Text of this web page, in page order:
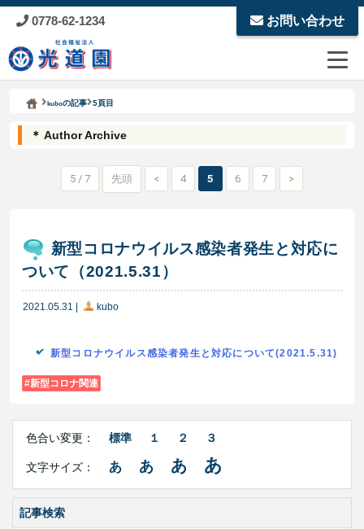
0778-62-1234 お問い合わせ
社会福祉法人 光道園
kuboの記事 5頁目
＊ Author Archive
5 / 7 先頭 < 4 5 6 7 >
新型コロナウイルス感染者発生と対応に
ついて（2021.5.31）
2021.05.31 kubo
新型コロナウイルス感染者発生と対応について(2021.5.31)
新型コロナ関連
Right
Contents
合
色合い変更： 標準 １ ２ ３
文字サイズ： あ あ あ あ
記事検索